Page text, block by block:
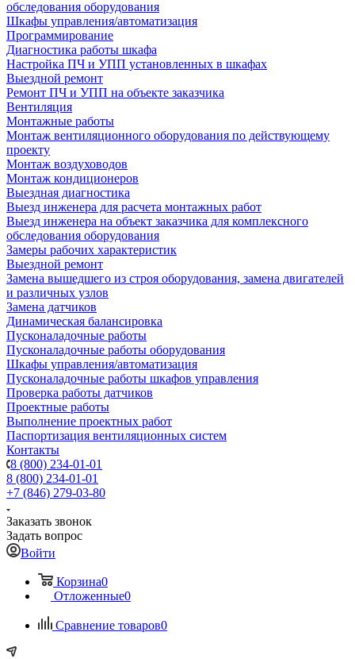
обследования оборудования
Шкафы управления/автоматизация
Программирование
Диагностика работы шкафа
Настройка ПЧ и УПП установленных в шкафах
Выездной ремонт
Ремонт ПЧ и УПП на объекте заказчика
Вентиляция
Монтажные работы
Монтаж вентиляционного оборудования по действующему
проекту
Монтаж воздуховодов
Монтаж кондиционеров
Выездная диагностика
Выезд инженера для расчета монтажных работ
Выезд инженера на объект заказчика для комплексного
обследования оборудования
Замеры рабочих характеристик
Выездной ремонт
Замена вышедшего из строя оборудования, замена двигателей
и различных узлов
Замена датчиков
Динамическая балансировка
Пусконаладочные работы
Пусконаладочные работы оборудования
Шкафы управления/автоматизация
Пусконаладочные работы шкафов управления
Проверка работы датчиков
Проектные работы
Выполнение проектных работ
Паспортизация вентиляционных систем
Контакты
8 (800) 234-01-01
8 (800) 234-01-01
+7 (846) 279-03-80
Заказать звонок
Задать вопрос
Войти
Корзина0
Отложенные0
Сравнение товаров0